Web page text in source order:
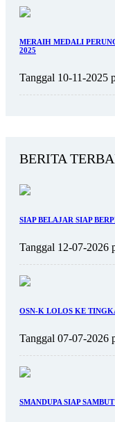
MERAIH MEDALI
2025
Tanggal 10-11-2025
BERITA
SIAP BELAJAR SIAP
Tanggal 12-07-2026
OSN-K LOLOS KE
Tanggal 07-07-2026
SMANDUPA SIAP